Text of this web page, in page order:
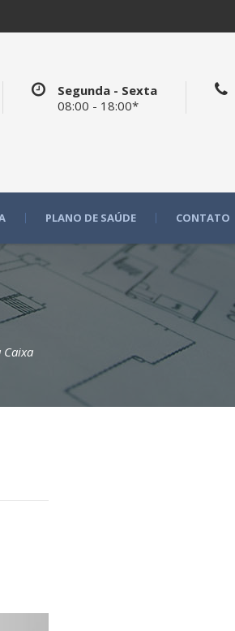
Segunda - Sexta
08:00 - 18:00*
PLANO DE SAÚDE CONTATO